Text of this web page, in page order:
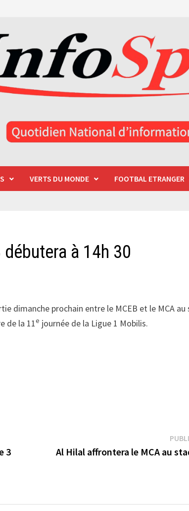
VERTS DU MONDE FOOTBAL ETRANGER
à 14h 30
dimanche prochain entre le MCEB et le MCA
de la 11e journée de la Ligue 1 Mobilis.
3
Al Hilal affrontera le MCA au